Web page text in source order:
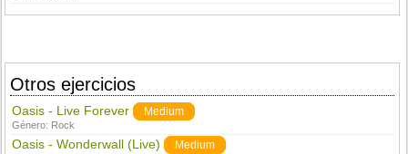
Otros ejercicios
Oasis - Live Forever Medium
Género: Rock
Oasis - Wonderwall (Live) Medium